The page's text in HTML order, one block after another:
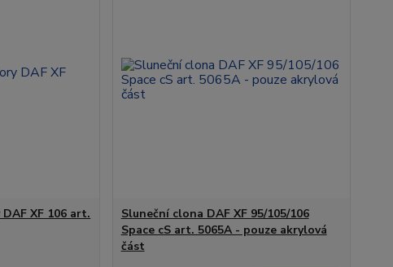
XF 106 art.
Sluneční clona DAF XF 95/105/106
Space cS art. 5065A - pouze akrylová
část